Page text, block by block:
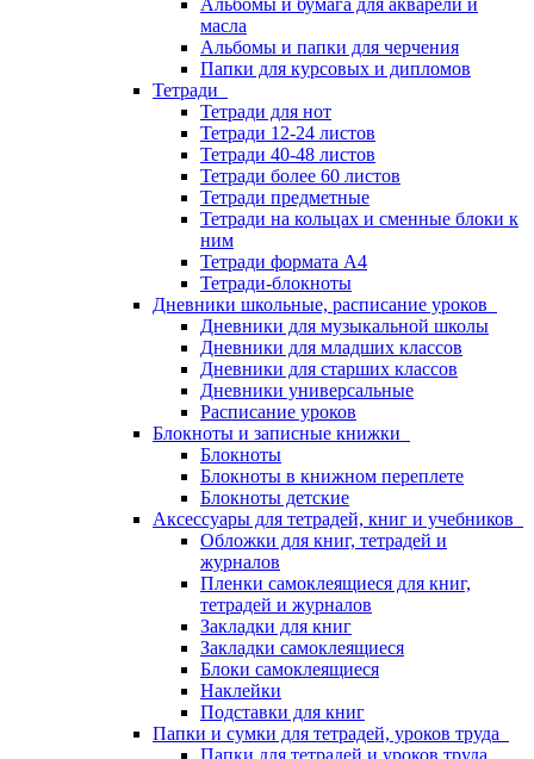
Альбомы и бумага для акварели и
масла
Альбомы и папки для черчения
Папки для курсовых и дипломов
Тетради
Тетради для нот
Тетради 12-24 листов
Тетради 40-48 листов
Тетради более 60 листов
Тетради предметные
Тетради на кольцах и сменные блоки к
ним
Тетради формата А4
Тетради-блокноты
Дневники школьные, расписание уроков
Дневники для музыкальной школы
Дневники для младших классов
Дневники для старших классов
Дневники универсальные
Расписание уроков
Блокноты и записные книжки
Блокноты
Блокноты в книжном переплете
Блокноты детские
Аксессуары для тетрадей, книг и учебников
Обложки для книг, тетрадей и
журналов
Пленки самоклеящиеся для книг,
тетрадей и журналов
Закладки для книг
Закладки самоклеящиеся
Блоки самоклеящиеся
Наклейки
Подставки для книг
Папки и сумки для тетрадей, уроков труда
Папки для тетрадей и уроков труда